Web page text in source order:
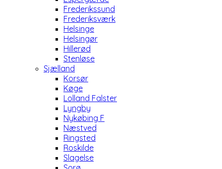
Frederikssund
Frederiksværk
Helsinge
Helsingør
Hillerød
Stenløse
Sjælland
Korsør
Køge
Lolland Falster
Lyngby
Nykøbing F
Næstved
Ringsted
Roskilde
Slagelse